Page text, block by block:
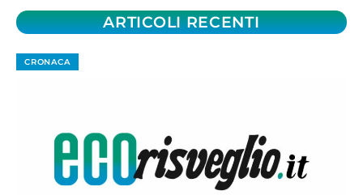
ARTICOLI RECENTI
CRONACA